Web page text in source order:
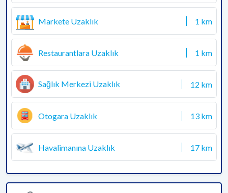
Markete Uzaklık 1 km
Restaurantlara Uzaklık 1 km
Sağlık Merkezi Uzaklık 12 km
Otogara Uzaklık 13 km
Havalimanına Uzaklık 17 km